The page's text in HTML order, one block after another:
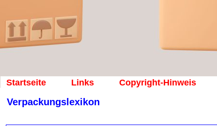
Verpackungslexikon
Startseite Links Copyright-Hinweis